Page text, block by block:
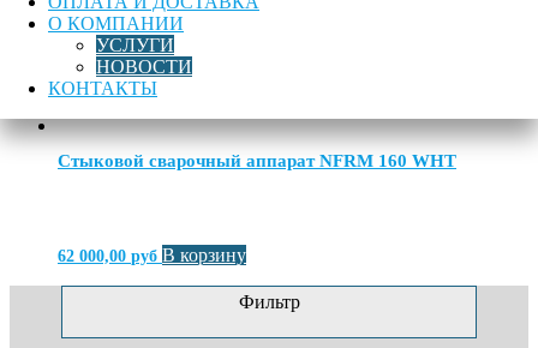
О КОМПАНИИ
УСЛУГИ
НОВОСТИ
КОНТАКТЫ
68 000,00руб
Стыковой сварочный аппарат NFRM 160 WHT
62 000,00 руб В корзину
Фильтр